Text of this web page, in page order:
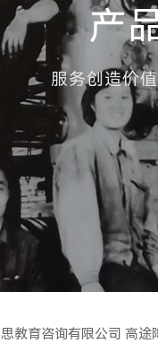
产
服务创造价
教育咨询有限公司 高途